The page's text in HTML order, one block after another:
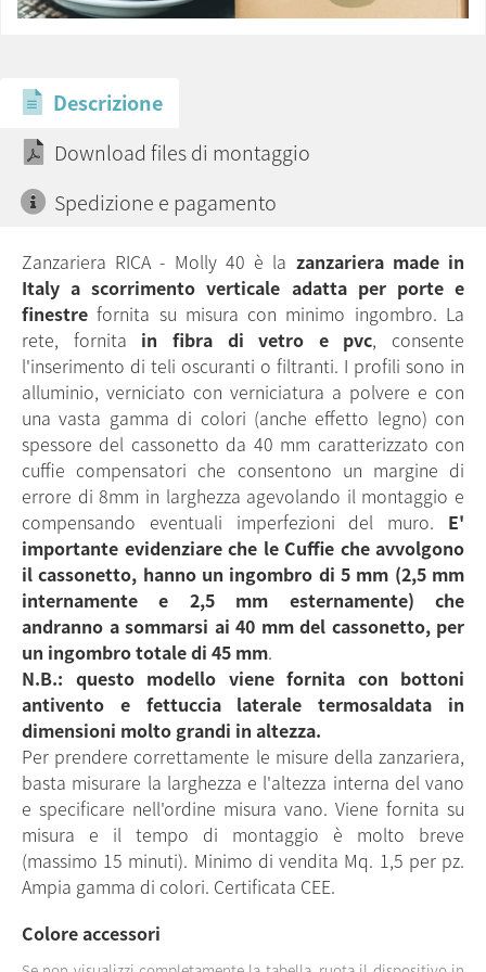
Descrizione
Download files di montaggio
Spedizione e pagamento
Zanzariera RICA - Molly 40 è la zanzariera made in
Italy a scorrimento verticale adatta per porte e
finestre fornita su misura con minimo ingombro. La
rete, fornita in fibra di vetro e pvc, consente
l'inserimento di teli oscuranti o filtranti. I profili sono in
alluminio, verniciato con verniciatura a polvere e con
una vasta gamma di colori (anche effetto legno) con
spessore del cassonetto da 40 mm caratterizzato con
cuffie compensatori che consentono un margine di
errore di 8mm in larghezza agevolando il montaggio e
compensando eventuali imperfezioni del muro. E'
importante evidenziare che le Cuffie che avvolgono
il cassonetto, hanno un ingombro di 5 mm (2,5 mm
internamente e 2,5 mm esternamente) che
andranno a sommarsi ai 40 mm del cassonetto, per
un ingombro totale di 45 mm.
N.B.: questo modello viene fornita con bottoni
antivento e fettuccia laterale termosaldata in
dimensioni molto grandi in altezza.
Per prendere correttamente le misure della zanzariera,
basta misurare la larghezza e l'altezza interna del vano
e specificare nell'ordine misura vano. Viene fornita su
misura e il tempo di montaggio è molto breve
(massimo 15 minuti). Minimo di vendita Mq. 1,5 per pz.
Ampia gamma di colori. Certificata CEE.
Colore accessori